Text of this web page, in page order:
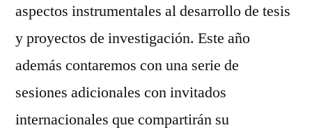
aspectos instrumentales al desarrollo de tesis
y proyectos de investigación. Este año
además contaremos con una serie de
sesiones adicionales con invitados
internacionales que compartirán su